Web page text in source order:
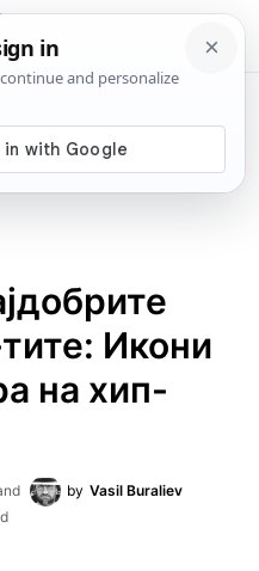
тите
Откријте ги
на златната ера на хип-
Икони
на хип-
by Vasil Buraliev